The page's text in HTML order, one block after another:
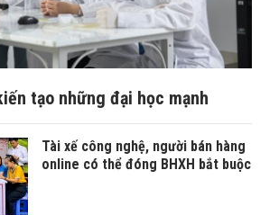
tạo những đại học mạnh
Tài xế công nghệ, người bán hàng
online có thể đóng BHXH bắt buộc